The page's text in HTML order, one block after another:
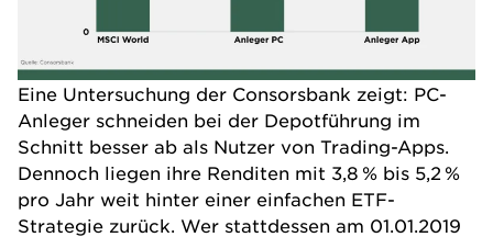
Eine Untersuchung der Consorsbank zeigt: PC-
Anleger schneiden bei der Depotführung im
Schnitt besser ab als Nutzer von Trading-Apps.
Dennoch liegen ihre Renditen mit 3,8 % bis 5,2 %
pro Jahr weit hinter einer einfachen ETF-
Strategie zurück. Wer stattdessen am 01.01.2019